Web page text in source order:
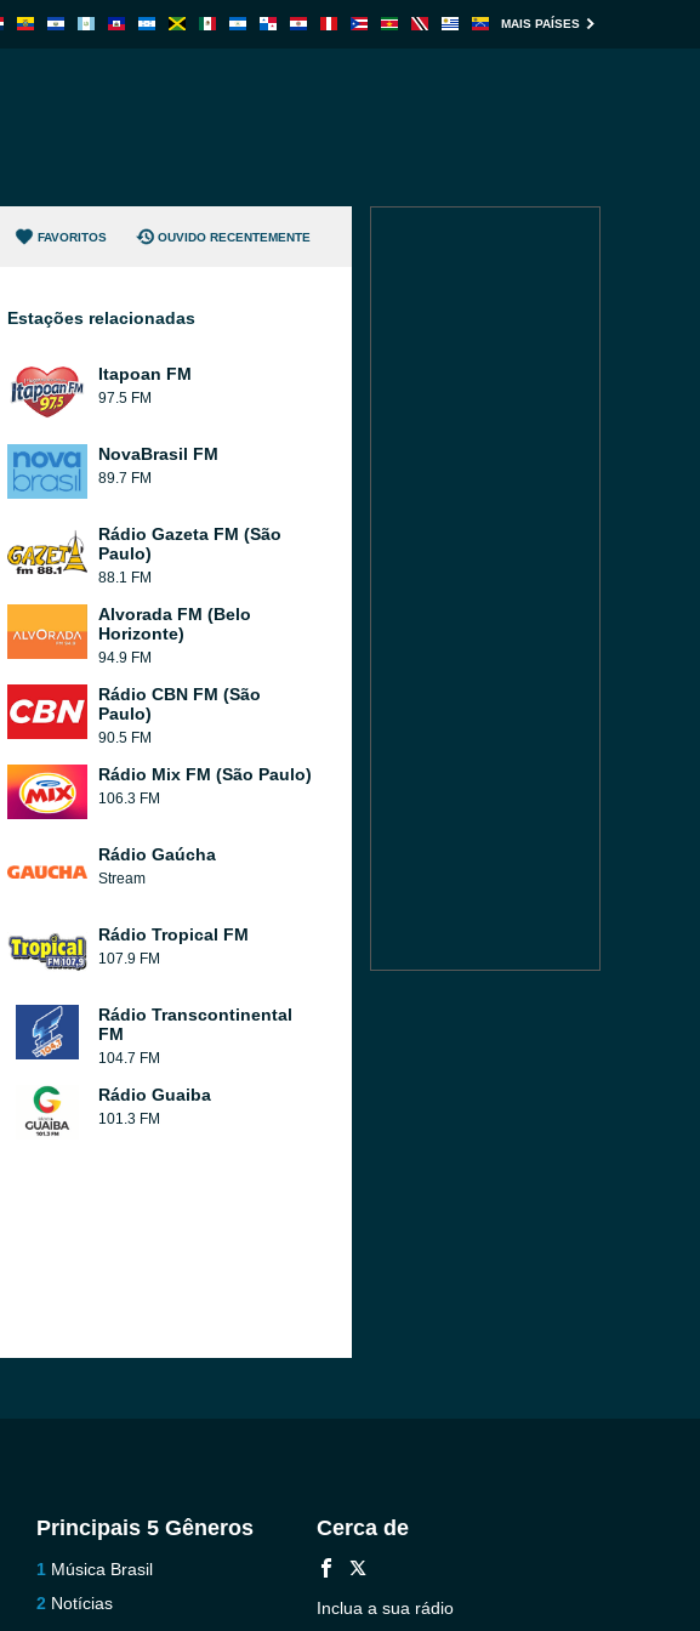
MAIS PAÍSES
FAVORITOS OUVIDO RECENTEMENTE
Estações relacionadas
Itapoan FM
97.5 FM
NovaBrasil FM
89.7 FM
Rádio Gazeta FM (São
Paulo)
88.1 FM
Alvorada FM (Belo
Horizonte)
94.9 FM
Rádio CBN FM (São
Paulo)
90.5 FM
Rádio Mix FM (São Paulo)
106.3 FM
Rádio Gaúcha
Stream
Rádio Tropical FM
107.9 FM
Rádio Transcontinental
FM
104.7 FM
Rádio Guaiba
101.3 FM
Principais 5 Gêneros
Música Brasil
Notícias
Cerca de
Inclua a sua rádio